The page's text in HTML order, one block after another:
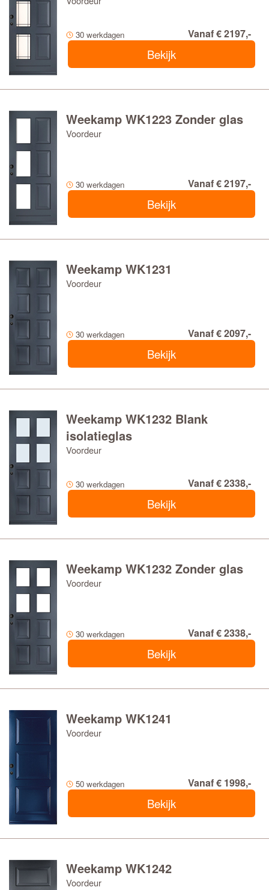
30 werkdagen Vanaf € 2197,-
Bekijk
Weekamp WK1223 Zonder glas
Voordeur
30 werkdagen Vanaf € 2197,-
Bekijk
Weekamp WK1231
Voordeur
30 werkdagen Vanaf € 2097,-
Bekijk
Weekamp WK1232 Blank
isolatieglas
Voordeur
30 werkdagen Vanaf € 2338,-
Bekijk
Weekamp WK1232 Zonder glas
Voordeur
30 werkdagen Vanaf € 2338,-
Bekijk
Weekamp WK1241
Voordeur
50 werkdagen Vanaf € 1998,-
Bekijk
Weekamp WK1242
Voordeur